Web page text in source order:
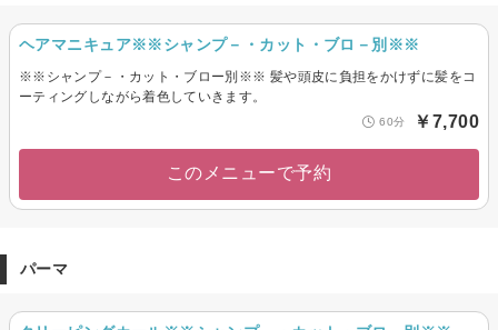
ヘアマニキュア※※シャンプ－・カット・ブロ－別※※
※※シャンプ－・カット・ブロー別※※ 髪や頭皮に負担をかけずに髪をコ
ーティングしながら着色していきます。
60分 ￥7,700
このメニューで予約
パーマ